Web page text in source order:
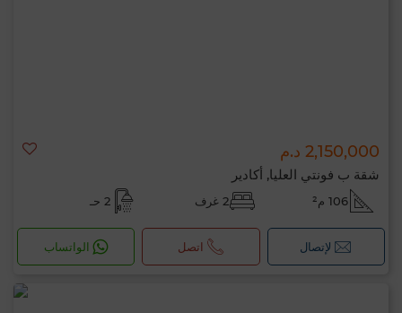
2,150,000 د.م
شقة ب فونتي العليا, أكادير
106 م² 2 غرف 2 حـ
لإتصال اتصل الواتساب